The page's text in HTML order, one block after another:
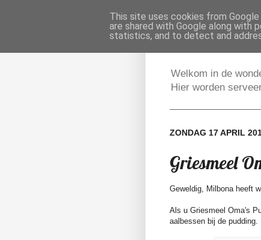
Welkom in de
Hier worden
ZONDAG 17 APRIL
Griesmeel
Geweldig, Milbona heeft
Als u Griesmeel Oma's
aalbessen bij de pudding.
This site uses cookies from
are shared with Google along with
statistics, and to detect and